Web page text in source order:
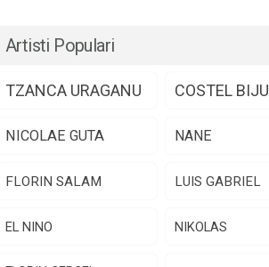
Artisti Populari
TZANCA URAGANU COSTEL BIJU
NICOLAE GUTA NANE
FLORIN SALAM LUIS GABRIEL
EL NINO NIKOLAS